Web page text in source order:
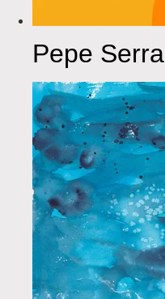
Pepe Serra